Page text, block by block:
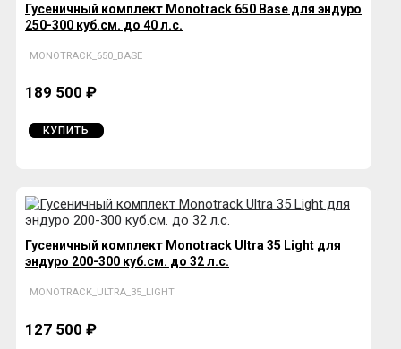
Гусеничный комплект Monotrack 650 Base для эндуро
250-300 куб.см. до 40 л.с.
MONOTRACK_650_BASE
189 500 ₽
КУПИТЬ
Гусеничный комплект Monotrack Ultra 35 Light для
эндуро 200-300 куб.см. до 32 л.с.
MONOTRACK_ULTRA_35_LIGHT
127 500 ₽